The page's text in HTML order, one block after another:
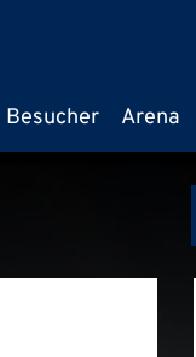
Besucher Arena